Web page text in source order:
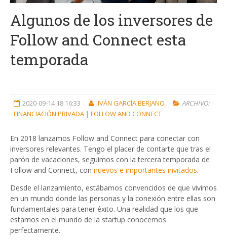
Algunos de los inversores de
Follow and Connect esta
temporada
2020-09-14 18:16:33 IVÁN GARCÍA BERJANO
ARCHIVO:
FINANCIACIÓN PRIVADA | FOLLOW AND CONNECT
En 2018 lanzamos Follow and Connect para conectar con
inversores relevantes. Tengo el placer de contarte que tras el
parón de vacaciones, seguimos con la tercera temporada de
Follow and Connect, con nuevos e importantes invitados.
Desde el lanzamiento, estábamos convencidos de que vivimos
en un mundo donde las personas y la conexión entre ellas son
fundamentales para tener éxito. Una realidad que los que
estamos en el mundo de la startup conocemos
perfectamente.